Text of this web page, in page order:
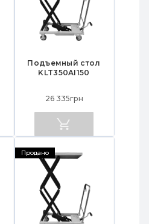
Подъемный стол
KLT350AI150
26 335грн
Продано